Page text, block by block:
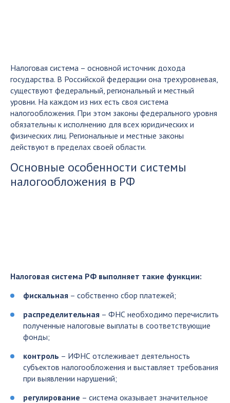
Налоговая система – основной источник дохода
государства. В Российской федерации она трехуровневая,
существуют федеральный, региональный и местный
уровни. На каждом из них есть своя система
налогообложения. При этом законы федерального уровня
обязательны к исполнению для всех юридических и
физических лиц. Региональные и местные законы
действуют в пределах своей области.
Основные особенности системы
налогообложения в РФ
Налоговая система РФ выполняет такие функции:
фискальная – собственно сбор платежей;
распределительная – ФНС необходимо перечислить
полученные налоговые выплаты в соответствующие
фонды;
контроль – ИФНС отслеживает деятельность
субъектов налогообложения и выставляет требования
при выявлении нарушений;
регулирование – система оказывает значительное